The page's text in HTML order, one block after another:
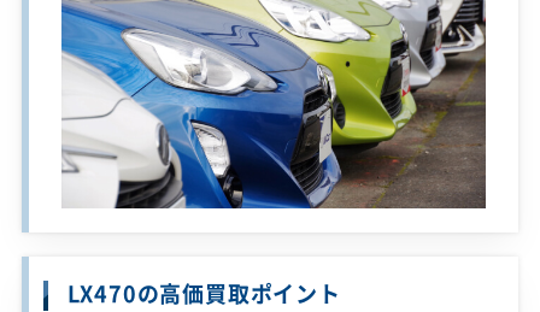
LX470の高価買取ポイント